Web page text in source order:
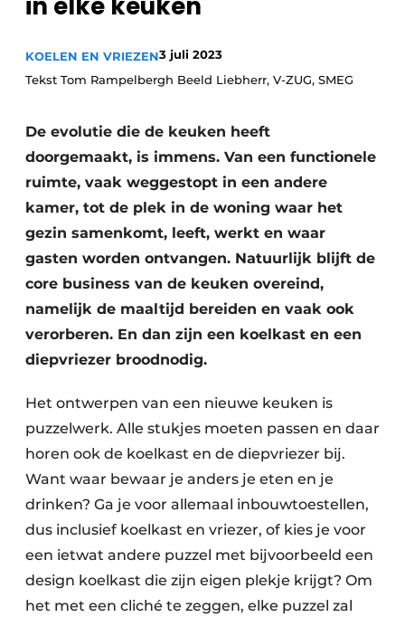
Privacy / Cookie statement
KOELEN EN VRIEZEN3 juli 2023
Tekst Tom Rampelbergh Beeld Liebherr, V-ZUG, SMEG
De evolutie die de keuken heeft
doorgemaakt, is immens. Van een functionele
ruimte, vaak weggestopt in een andere
kamer, tot de plek in de woning waar het
gezin samenkomt, leeft, werkt en waar
gasten worden ontvangen. Natuurlijk blijft de
core business van de keuken overeind,
namelijk de maaltijd bereiden en vaak ook
verorberen. En dan zijn een koelkast en een
diepvriezer broodnodig.
Het ontwerpen van een nieuwe keuken is
puzzelwerk. Alle stukjes moeten passen en daar
horen ook de koelkast en de diepvriezer bij.
Want waar bewaar je anders je eten en je
drinken? Ga je voor allemaal inbouwtoestellen,
dus inclusief koelkast en vriezer, of kies je voor
een ietwat andere puzzel met bijvoorbeeld een
design koelkast die zijn eigen plekje krijgt? Om
het met een cliché te zeggen, elke puzzel zal